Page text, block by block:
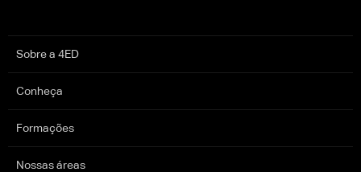
Sobre a 4ED
Conheça
Formações
Nossas áreas